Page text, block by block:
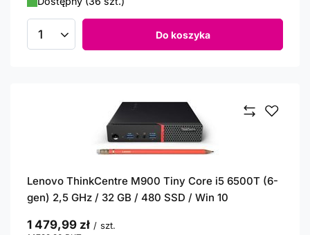
Ilość produktów Do koszyka
Lenovo ThinkCentre M900 Tiny Core i5 6500T (6-
gen) 2,5 GHz / 32 GB / 480 SSD / Win 10
1 479,99 zł / szt.